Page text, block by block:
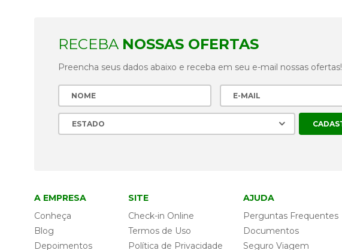
RECEBA NOSSAS OFERTAS
Preencha seus dados abaixo e receba em seu e-mail nossas ofertas!
A EMPRESA
Conheça
Blog
Depoimentos
SITE
Check-in Online
Termos de Uso
Política de Privacidade
AJUDA
Perguntas Frequentes
Documentos
Seguro Viagem